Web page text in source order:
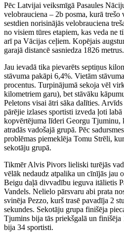
Pēc Latvijai veiksmīgā Pasaules
velobrauciena – 2b posma, kurā
sestdien norisinājās velobrauciena
no visiem tūres etapiem, kas veda ne
arī pa Vācijas ceļiem. Kopējais
garajā distancē sasniedza 1826 metrus.
Jau ievadā tika pievarēts septiņus
stāvuma pakāpi 6,4%. Vietām
procentus. Turpinājumā sekoja vēl
kilometriem garu), bet stāvāku
Peletons visai ātri sāka dalīties.
pārējie izlases sportisti izveda ļoti
kopvērtējuma līderi Georgu Tjuminu,
atradās vadošajā grupā. Pēc
problēmas piemeklēja Tomu Strēli,
sekotāju grupā.
Tikmēr Alvis Pivors lieliski turējās
vēlāk nedaudz atpalika un cīnījās jau
Beigu daļā divvadību ieguva itālietis
Vandels. Nelielo pārsvaru abi prata
svinēja Pezzo, kurš trasē pavadīja 2
sekundes. Sekotāju grupa finišēja
Tjumins bija tās priekšgalā un finišēja
bija 34 sportisti.